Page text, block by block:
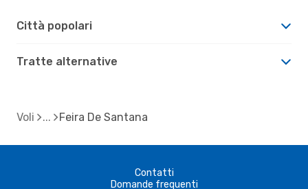
Città popolari
Tratte alternative
Voli Feira De Santana
Contatti
Domande frequenti